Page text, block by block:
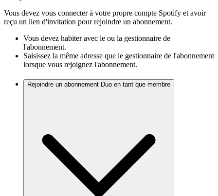
Vous devez vous connecter à votre propre compte Spotify et avoir
reçu un lien d'invitation pour rejoindre un abonnement.
Vous devez habiter avec le ou la gestionnaire de
l'abonnement.
Saisissez la même adresse que le gestionnaire de l'abonnement
lorsque vous rejoignez l'abonnement.
Rejoindre un abonnement Duo en tant que membre